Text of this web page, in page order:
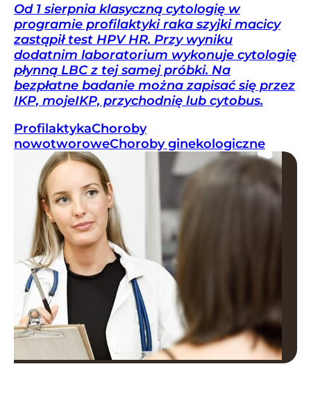
Od 1 sierpnia klasyczną cytologię w
programie profilaktyki raka szyjki macicy
zastąpił test HPV HR. Przy wyniku
dodatnim laboratorium wykonuje cytologię
płynną LBC z tej samej próbki. Na
bezpłatne badanie można zapisać się przez
IKP, mojeIKP, przychodnię lub cytobus.
ProfilaktykaChoroby
nowotworoweChoroby ginekologiczne